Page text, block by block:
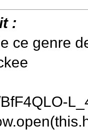
:
ce genre